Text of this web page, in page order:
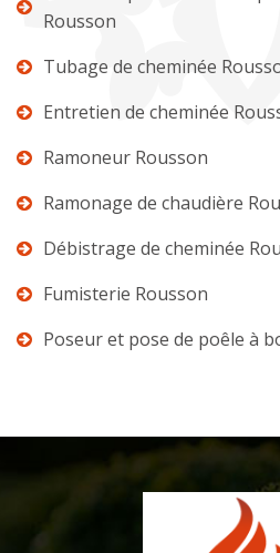
Rousson
Tubage de cheminée
Entretien de cheminée
Ramoneur Rousson
Ramonage de chaudière
Débistrage de cheminée
Fumisterie Rousson
Poseur et pose de poêle à